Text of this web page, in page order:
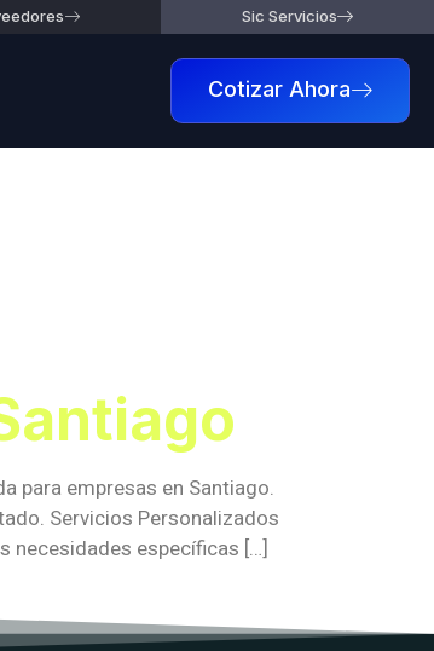
Sic Servicios
Cotizar Ahora
para empresas en Santiago.
Servicios Personalizados
necesidades específicas […]